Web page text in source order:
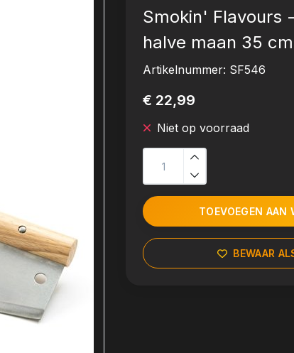
Smokin' Flavours
halve maan 35 cm
Artikelnummer: SF546
€ 22,99
Niet op voorraad
TOEVOEGEN AAN
BEWAAR